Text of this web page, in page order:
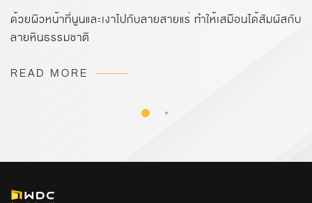
ด้วยผิวหน้าที่นูนและเงาไปกับลายสายแร่ ทำให้เสมือนได้สัมผัสกับ
ลายหินธรรมชาติ
READ MORE